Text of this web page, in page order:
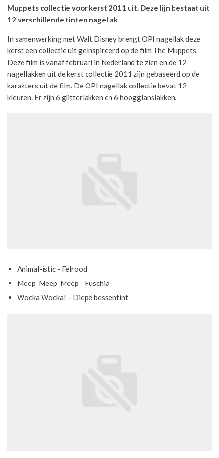
Muppets collectie voor kerst 2011 uit. Deze lijn bestaat uit
12 verschillende tinten nagellak.
In samenwerking met Walt Disney brengt OPI nagellak deze
kerst een collectie uit geïnspireerd op de film The Muppets.
Deze film is vanaf februari in Nederland te zien en de 12
nagellakken uit de kerst collectie 2011 zijn gebaseerd op de
karakters uit de film. De OPI nagellak collectie bevat 12
kleuren. Er zijn 6 glitterlakken en 6 hoogglanslakken.
Animal-istic - Felrood
Meep-Meep-Meep - Fuschia
Wocka Wocka! – Diepe bessentint